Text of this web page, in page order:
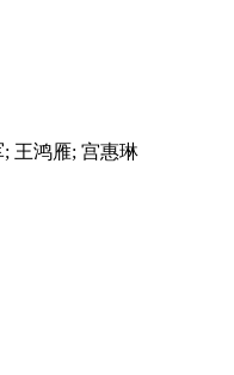
王鸿雁; 宫惠琳